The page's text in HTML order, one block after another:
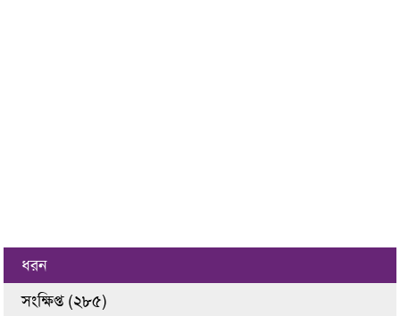
ধরন
সংক্ষিপ্ত (২৮৫)